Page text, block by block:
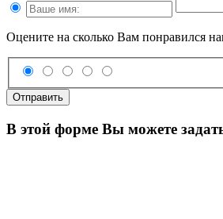
Оцените на сколько Вам понравился
Отправить
В этой форме Вы можете